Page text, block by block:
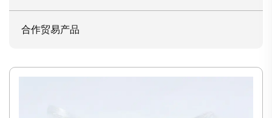
合作贸易产品